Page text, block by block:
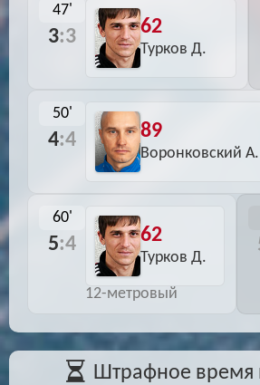
47'
3:3 62
Турков Д.
50'
4:4 89
Воронковский А.
60'
5:4 62
Турков Д.
12-метровый
Штрафное время